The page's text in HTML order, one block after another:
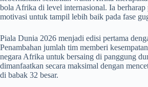
bola Afrika di level internasional. Ia berharap
motivasi untuk tampil lebih baik pada fase
Piala Dunia 2026 menjadi edisi pertama
Penambahan jumlah tim memberi
negara Afrika untuk bersaing di panggung
dimanfaatkan secara maksimal dengan
di babak 32 besar.